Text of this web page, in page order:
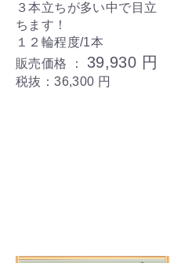
３本立ちが多い中で目立
ちます！
１２輪程度/1本
販売価格 ： 39,930 円
税抜：36,300 円